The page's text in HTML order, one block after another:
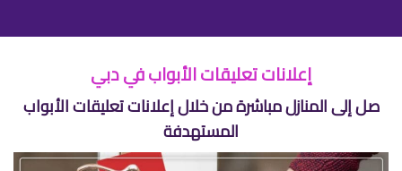
إعلانات تعليقات الأبواب في دبي
صل إلى المنازل مباشرة من خلال إعلانات تعليقات الأبواب
المستهدفة